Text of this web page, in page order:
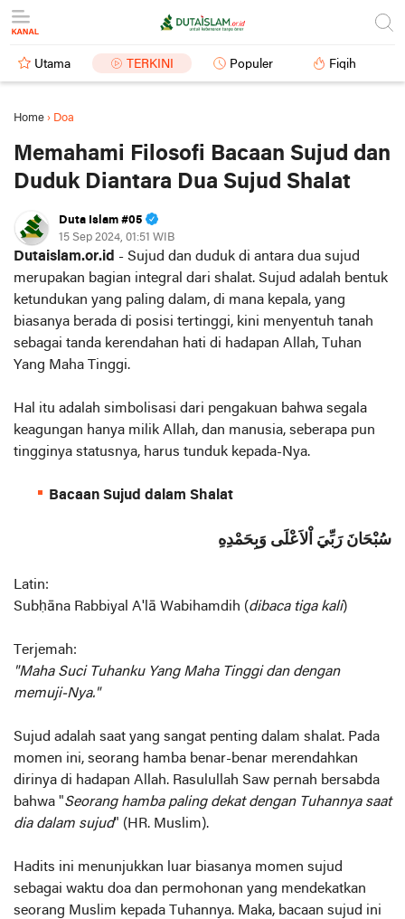
Utama TERKINI Populer Fiqih
Home › Doa
Memahami Filosofi Bacaan Sujud dan
Duduk Diantara Dua Sujud Shalat
Duta Islam #05
15 Sep 2024, 01:51 WIB
Dutaislam.or.id - Sujud dan duduk di antara dua sujud
merupakan bagian integral dari shalat. Sujud adalah bentuk
ketundukan yang paling dalam, di mana kepala, yang
biasanya berada di posisi tertinggi, kini menyentuh tanah
sebagai tanda kerendahan hati di hadapan Allah, Tuhan
Yang Maha Tinggi.
Hal itu adalah simbolisasi dari pengakuan bahwa segala
keagungan hanya milik Allah, dan manusia, seberapa pun
tingginya statusnya, harus tunduk kepada-Nya.
Bacaan Sujud dalam Shalat
سُبْحَانَ رَبِّيَ اْلاَعْلَى وَبِحَمْدِهِ
Latin:
Subḥāna Rabbiyal A'lā Wabihamdih (dibaca tiga kali)
Terjemah:
"Maha Suci Tuhanku Yang Maha Tinggi dan dengan
memuji-Nya."
Sujud adalah saat yang sangat penting dalam shalat. Pada
momen ini, seorang hamba benar-benar merendahkan
dirinya di hadapan Allah. Rasulullah Saw pernah bersabda
bahwa "Seorang hamba paling dekat dengan Tuhannya saat
dia dalam sujud" (HR. Muslim).
Hadits ini menunjukkan luar biasanya momen sujud
sebagai waktu doa dan permohonan yang mendekatkan
seorang Muslim kepada Tuhannya. Maka, bacaan sujud ini